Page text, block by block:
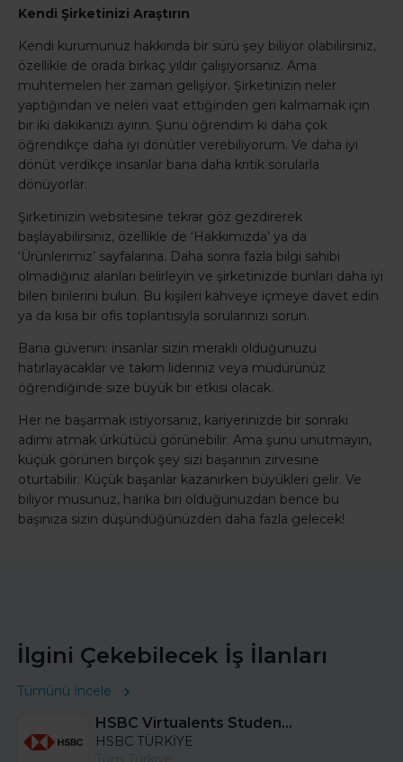
Kendi Şirketinizi Araştırın
Kendi kurumunuz hakkında bir sürü şey biliyor olabilirsiniz,
özellikle de orada birkaç yıldır çalışıyorsanız. Ama
muhtemelen her zaman gelişiyor. Şirketinizin neler
yaptığından ve neleri vaat ettiğinden geri kalmamak için
bir iki dakikanızı ayırın. Şunu öğrendim ki daha çok
öğrendikçe daha iyi dönütler verebiliyorum. Ve daha iyi
dönüt verdikçe insanlar bana daha kritik sorularla
dönüyorlar.
Şirketinizin websitesine tekrar göz gezdirerek
başlayabilirsiniz, özellikle de ‘Hakkımızda’ ya da
‘Ürünlerimiz’ sayfalarına. Daha sonra fazla bilgi sahibi
olmadığınız alanları belirleyin ve şirketinizde bunları daha iyi
bilen birilerini bulun. Bu kişileri kahveye içmeye davet edin
ya da kısa bir ofis toplantısıyla sorularınızı sorun.
Bana güvenin: insanlar sizin meraklı olduğunuzu
hatırlayacaklar ve takım lideriniz veya müdürünüz
öğrendiğinde size büyük bir etkisi olacak.
Her ne başarmak istiyorsanız, kariyerinizde bir sonraki
adımı atmak ürkütücü görünebilir. Ama şunu unutmayın,
küçük görünen birçok şey sizi başarının zirvesine
oturtabilir. Küçük başarılar kazanırken büyükleri gelir. Ve
biliyor musunuz, harika biri olduğunuzdan bence bu
başınıza sizin düşündüğünüzden daha fazla gelecek!
İlgini Çekebilecek İş İlanları
Tümünü İncele
HSBC Virtualents Student Program bu sene de devam ediyor!
HSBC TÜRKİYE